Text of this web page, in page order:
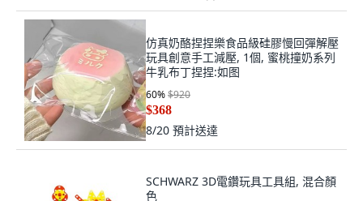
仿真奶酪捏捏樂食品級硅膠慢回彈解壓
玩具創意手工減壓, 1個, 蜜桃撞奶系列
牛乳布丁捏捏:如图
60%$920
$368
8/20 預計送達
SCHWARZ 3D電鑽玩具工具組, 混合顏
色